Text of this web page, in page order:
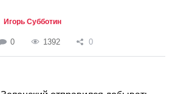
Игорь Субботин
0 1392 0